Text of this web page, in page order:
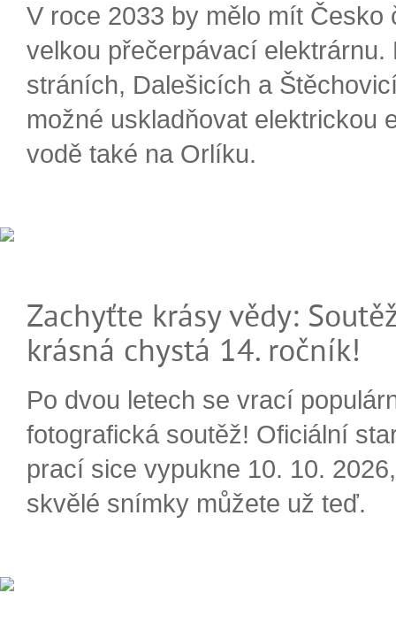
V roce 2033 by mělo mít Česko
velkou přečerpávací elektrárnu.
stráních, Dalešicích a
možné uskladňovat elektrickou
vodě také na Orlíku.
Zachyťte krásy vědy:
krásná chystá 14. ročník!
Po dvou letech se vrací
fotografická soutěž! Oficiální
prací sice vypukne 10. 10.
skvělé snímky můžete už teď.